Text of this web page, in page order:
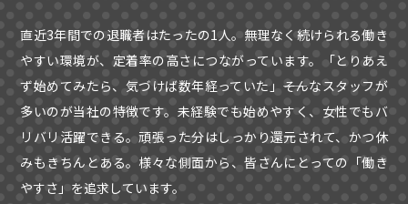
直近3年間での退職者はたったの1人。無理なく続けられる働き
やすい環境が、定着率の高さにつながっています。「とりあえ
ず始めてみたら、気づけば数年経っていた」――そんなスタッフが
多いのが当社の特徴です。未経験でも始めやすく、女性でもバ
リバリ活躍できる。頑張った分はしっかり還元されて、かつ休
みもきちんとある。様々な側面から、皆さんにとっての「働き
やすさ」を追求しています。